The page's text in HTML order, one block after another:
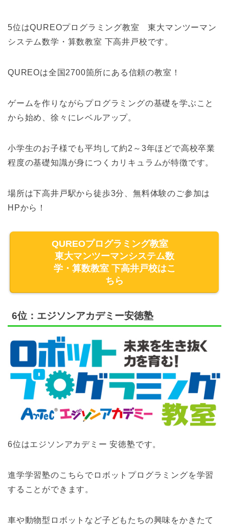
5位はQUREOプログラミング教室 東大マンツーマン
システム数学・算数教室 下高井戸校です。
QUREOは全国2700箇所にある信頼の教室！
ゲームを作りながらプログラミングの基礎を学ぶこと
から始め、徐々にレベルアップ。
小学生のお子様でも平均して約2～3年ほどで高校卒業
程度の基礎知識が身につくカリキュラムが特徴です。
場所は下高井戸駅から徒歩3分、無料体験のご参加は
HPから！
QUREOプログラミング教室
東大マンツーマンシステム数
学・算数教室 下高井戸校はこ
ちら
6位：エジソンアカデミー安徳塾
6位はエジソンアカデミー 安徳塾です。
進学学習塾のこちらでロボットプログラミングを学習
することができます。
車や動物型ロボットなど子どもたちの興味をかきたて